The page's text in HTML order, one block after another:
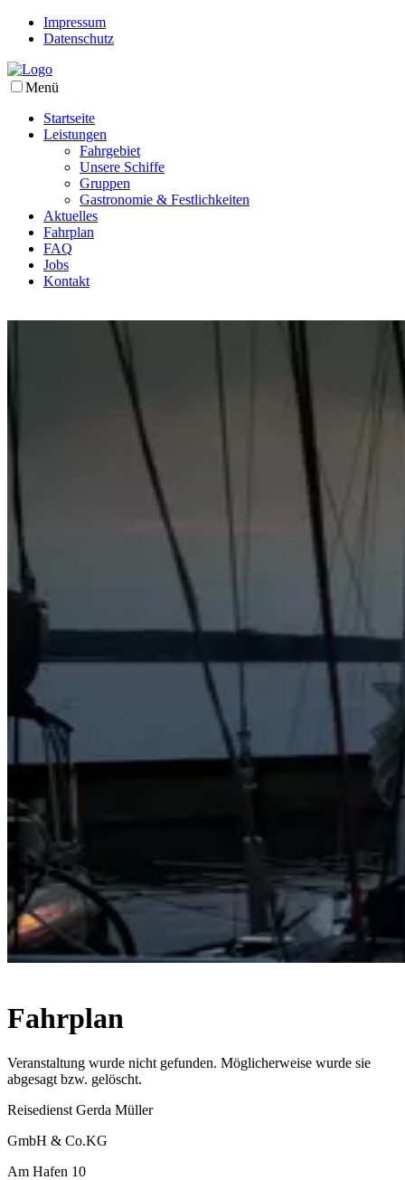
Impressum
Datenschutz
Menü
Startseite
Leistungen
Fahrgebiet
Unsere Schiffe
Gruppen
Gastronomie & Festlichkeiten
Aktuelles
Fahrplan
FAQ
Jobs
Kontakt
Fahrplan
Veranstaltung wurde nicht gefunden. Möglicherweise wurde sie
abgesagt bzw. gelöscht.
Reisedienst Gerda Müller
GmbH & Co.KG
Am Hafen 10